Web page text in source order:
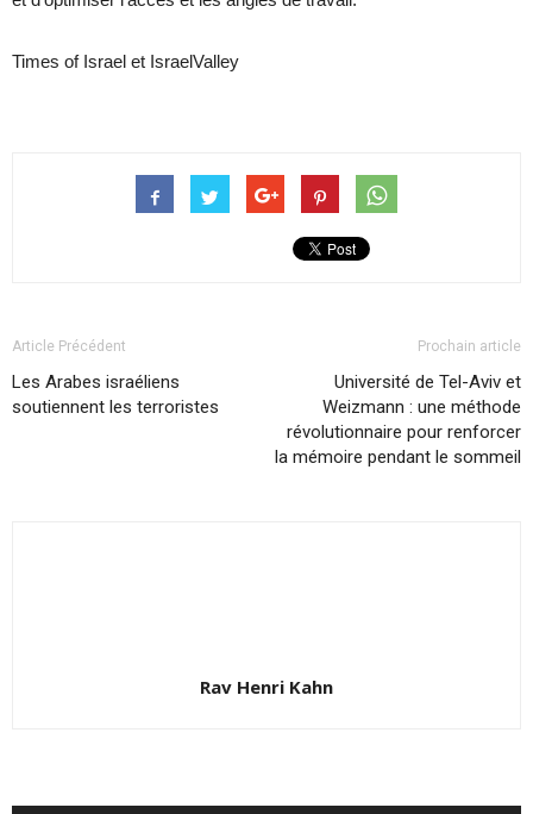
Times of Israel et IsraelValley
Article Précédent
Les Arabes israéliens
soutiennent les terroristes
Prochain article
Université de Tel-Aviv et
Weizmann : une méthode
révolutionnaire pour renforcer
la mémoire pendant le sommeil
Rav Henri Kahn